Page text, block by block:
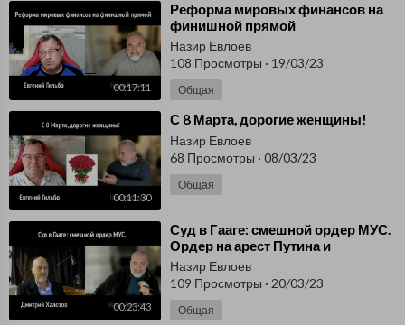
00:17:11
⁣Реформа мировых финансов на
финишной прямой
Назир Евлоев
108 Просмотры · 19/03/23
Общая
00:11:30
⁣С 8 Марта, дорогие женщины!
Назир Евлоев
68 Просмотры · 08/03/23
Общая
00:23:43
⁣Суд в Гааге: смешной ордер МУС.
Ордер на арест Путина и
законность его выдачи.
Назир Евлоев
109 Просмотры · 20/03/23
Общая